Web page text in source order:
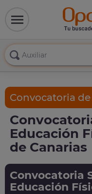
Convocatoria de
Educación
de Canarias
Convocatoria
Educación